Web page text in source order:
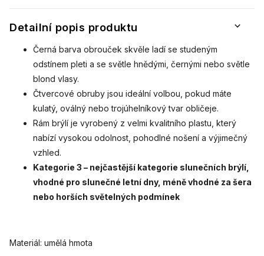
Detailní popis produktu
Černá barva obrouček skvěle ladí se studeným
odstínem pleti a se světle hnědými, černými nebo světle
blond vlasy.
Čtvercové obruby jsou ideální volbou, pokud máte
kulatý, oválný nebo trojúhelníkový tvar obličeje.
Rám brýlí je vyrobený z velmi kvalitního plastu, který
nabízí vysokou odolnost, pohodlné nošení a výjimečný
vzhled.
Kategorie 3 – nejčastější kategorie slunečních brýlí,
vhodné pro slunečné letní dny, méně vhodné za šera
nebo horších světelných podmínek
Materiál: umělá hmota